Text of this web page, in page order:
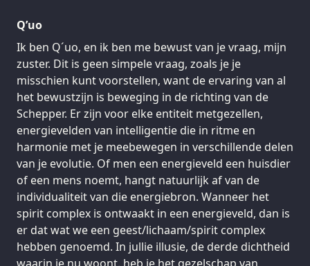
Q’uo
Ik ben Q´uo, en ik ben me bewust van je vraag, mijn
zuster. Dit is geen simpele vraag, zoals je je
misschien kunt voorstellen, want de ervaring van al
het bewustzijn is beweging in de richting van de
Schepper. Er zijn voor elke entiteit metgezellen,
energievelden van intelligentie die in ritme en
harmonie met je meebewegen in verschillende delen
van je evolutie. Of men een energieveld een huisdier
of een mens noemt, hangt natuurlijk af van de
individualiteit van die energiebron. Wanneer het
spirit complex is ontwaakt in een energieveld, dan is
er dat wat we een geest/lichaam/spirit complex
hebben genoemd. In jullie illusie, de derde dichtheid